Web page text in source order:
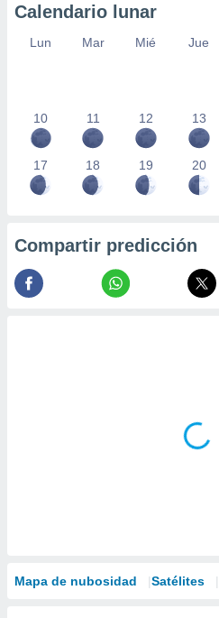
Calendario lunar
Lun Mar Mié Jue
10 11 12 13
17 18 19 20
Compartir predicción
Mapa de nubosidad Satélites